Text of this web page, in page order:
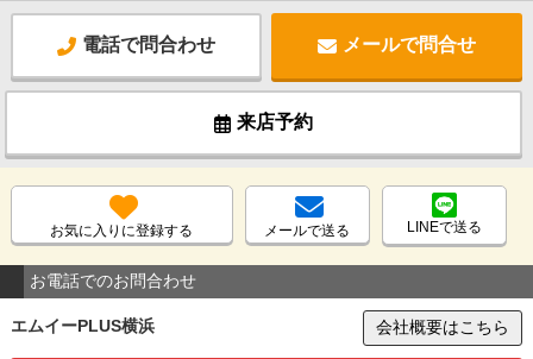
電話で問合わせ メールで問合せ
来店予約
お気に入りに登録する メールで送る LINEで送る
お電話でのお問合わせ
エムイーPLUS横浜 会社概要はこちら